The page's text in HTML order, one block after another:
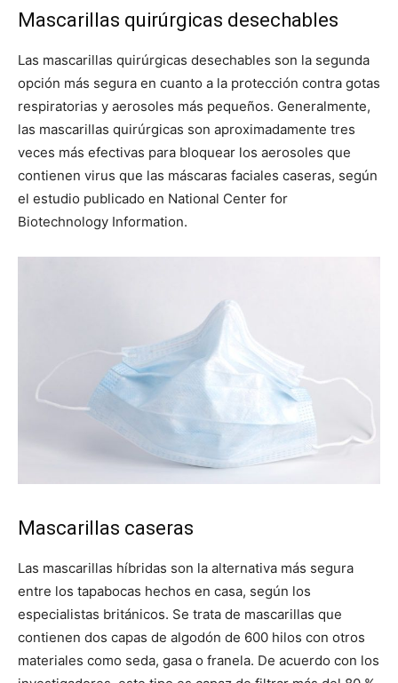
Mascarillas quirúrgicas desechables
Las mascarillas quirúrgicas desechables son la segunda
opción más segura en cuanto a la protección contra gotas
respiratorias y aerosoles más pequeños. Generalmente,
las mascarillas quirúrgicas son aproximadamente tres
veces más efectivas para bloquear los aerosoles que
contienen virus que las máscaras faciales caseras, según
el estudio publicado en National Center for
Biotechnology Information.
Mascarillas caseras
Las mascarillas híbridas son la alternativa más segura
entre los tapabocas hechos en casa, según los
especialistas británicos. Se trata de mascarillas que
contienen dos capas de algodón de 600 hilos con otros
materiales como seda, gasa o franela. De acuerdo con los